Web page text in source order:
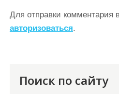
Для отправки комментария
авторизоваться.
Поиск по сайту